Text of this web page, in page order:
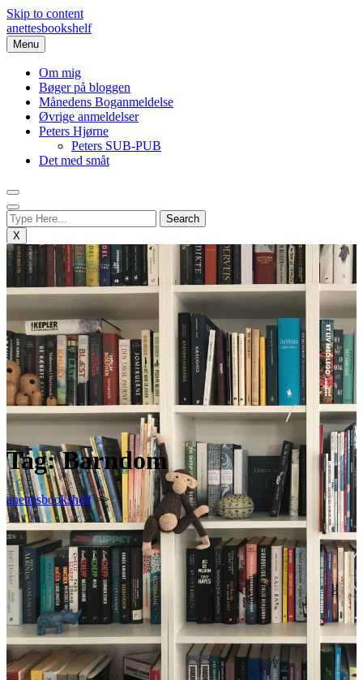
Skip to content
anettesbookshelf
Menu
Om mig
Bøger på bloggen
Månedens Boganmeldelse
Øvrige anmeldelser
Peters Hjørne
Peters SUB-PUB
Det med småt
X
Tag:Barndom
anettesbookshelf>>